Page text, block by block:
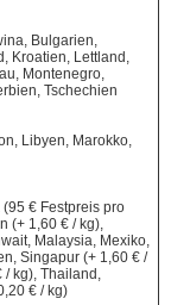
Bulgarien,
Kroatien, Lettland,
Montenegro,
Tschechien
Libyen, Marokko,
€ Festpreis pro
(+ 1,60 € / kg),
Malaysia, Mexiko,
Singapur (+ 1,60 € /
/ kg), Thailand,
€ / kg)